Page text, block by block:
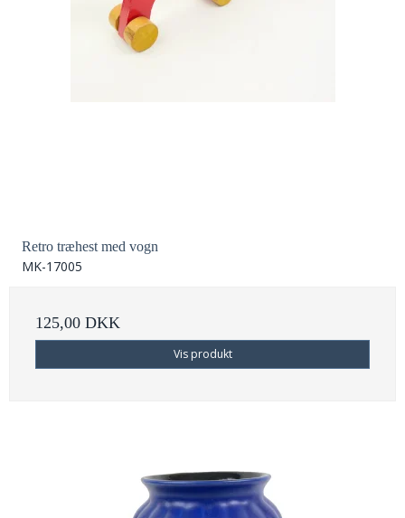
Retro træhest med vogn
MK-17005
125,00 DKK
Vis produkt